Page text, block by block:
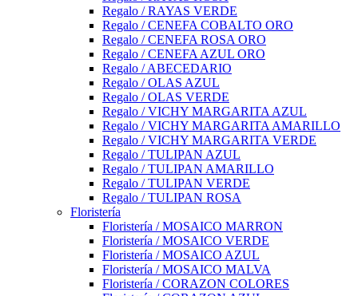
Regalo / RAYAS VERDE
Regalo / CENEFA COBALTO ORO
Regalo / CENEFA ROSA ORO
Regalo / CENEFA AZUL ORO
Regalo / ABECEDARIO
Regalo / OLAS AZUL
Regalo / OLAS VERDE
Regalo / VICHY MARGARITA AZUL
Regalo / VICHY MARGARITA AMARILLO
Regalo / VICHY MARGARITA VERDE
Regalo / TULIPAN AZUL
Regalo / TULIPAN AMARILLO
Regalo / TULIPAN VERDE
Regalo / TULIPAN ROSA
Floristería
Floristería / MOSAICO MARRON
Floristería / MOSAICO VERDE
Floristería / MOSAICO AZUL
Floristería / MOSAICO MALVA
Floristería / CORAZON COLORES